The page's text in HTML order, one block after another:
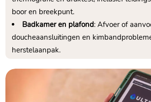
boor en breekpunt.​
Badkamer en plafond: Afvoer of
doucheaansluitingen en
herstelaanpak.​